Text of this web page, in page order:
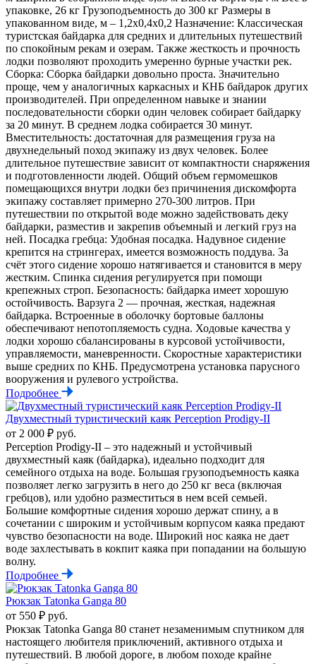
упаковке, 26 кг Грузоподъемность до 300 кг Размеры в
упакованном виде, м – 1,2х0,4х0,2 Назначение: Классическая
туристская байдарка для средних и длительных путешествий
по спокойным рекам и озерам. Также жесткость и прочность
лодки позволяют проходить умеренно бурные участки рек.
Сборка: Сборка байдарки довольно проста. Значительно
проще, чем у аналогичных каркасных и КНБ байдарок других
производителей. При определенном навыке и знании
последовательности сборки один человек собирает байдарку
за 20 минут. В среднем лодка собирается 30 минут.
Вместительность: достаточная для размещения груза на
двухнедельный поход экипажу из двух человек. Более
длительное путешествие зависит от компактности снаряжения
и подготовленности людей. Общий объем гермомешков
помещающихся внутри лодки без причинения дискомфорта
экипажу составляет примерно 270-300 литров. При
путешествии по открытой воде можно задействовать деку
байдарки, разместив и закрепив объемный и легкий груз на
ней. Посадка гребца: Удобная посадка. Надувное сидение
крепится на стрингерах, имеется возможность поддува. За
счёт этого сидение хорошо натягивается и становится в меру
жестким. Спинка сидения регулируется при помощи
крепежных строп. Безопасность: байдарка имеет хорошую
остойчивость. Варзуга 2 — прочная, жесткая, надежная
байдарка. Встроенные в оболочку бортовые баллоны
обеспечивают непотопляемость судна. Ходовые качества у
лодки хорошо сбалансированы в курсовой устойчивости,
управляемости, маневренности. Скоростные характеристики
выше средних по КНБ. Предусмотрена установка парусного
вооружения и рулевого устройства.
Подробнее
Двухместный туристический каяк Perception Prodigy-II
от 2 000 ₽ руб.
Perception Prodigy-II – это надежный и устойчивый
двухместный каяк (байдарка), идеально подходит для
семейного отдыха на воде. Большая грузоподъемность каяка
позволяет легко загрузить в него до 250 кг веса (включая
гребцов), или удобно разместиться в нем всей семьей.
Большие комфортные сидения хорошо держат спину, а в
сочетании с широким и устойчивым корпусом каяка предают
чувство безопасности на воде. Широкий нос каяка не дает
воде захлестывать в кокпит каяка при попадании на большую
волну.
Подробнее
Рюкзак Tatonka Ganga 80
от 550 ₽ руб.
Рюкзак Tatonka Ganga 80 станет незаменимым спутником для
настоящего любителя приключений, активного отдыха и
путешествий. В любой дороге, в любом походе крайне